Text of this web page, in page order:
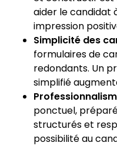
aider le candidat
impression
Simplicité des
formulaires de
redondants. Un
simplifié
ponctuel,
structurés et
possibilité au